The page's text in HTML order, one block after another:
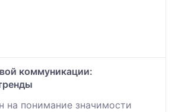
коммуникации:
на понимание значимости